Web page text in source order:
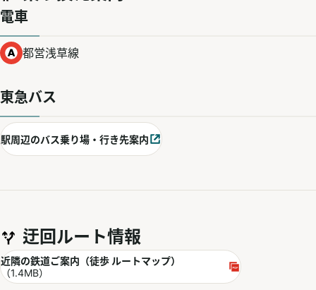
電車
都営浅草線
東急バス
駅周辺のバス乗り場・行き先案内
別ウィンドウで開く
迂回ルート情報
近隣の鉄道ご案内（徒歩 ルートマップ）
（1.4MB）